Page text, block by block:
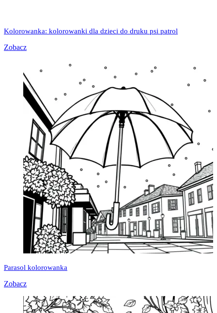
Kolorowanka: kolorowanki dla dzieci do druku psi patrol
Zobacz
Parasol kolorowanka
Zobacz